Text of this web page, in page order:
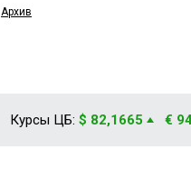
Архив
Курсы ЦБ: $ 82,1665 €